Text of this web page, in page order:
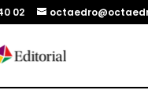
02